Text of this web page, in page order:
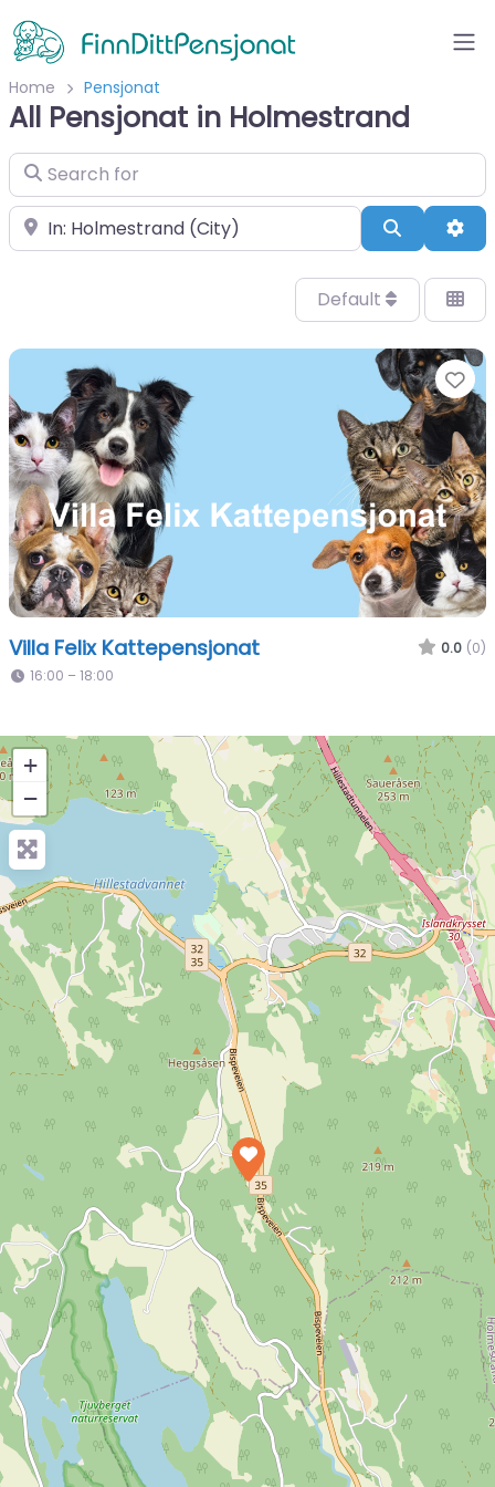
Home Pensjonat
All Pensjonat in Holmestrand
Search for
Velg by/sted Search
Default
Villa Felix Kattepensjonat 0.0 (0)
16:00 – 18:00
+
−